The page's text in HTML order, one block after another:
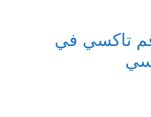
تاكسي في